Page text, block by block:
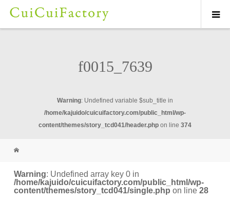
f0015_7639
Warning: Undefined variable $sub_title in
/home/kajuido/cuicuifactory.com/public_html/wp-
content/themes/story_tcd041/header.php on line 374
Warning: Undefined array key 0 in
/home/kajuido/cuicuifactory.com/public_html/wp-
content/themes/story_tcd041/single.php on line28